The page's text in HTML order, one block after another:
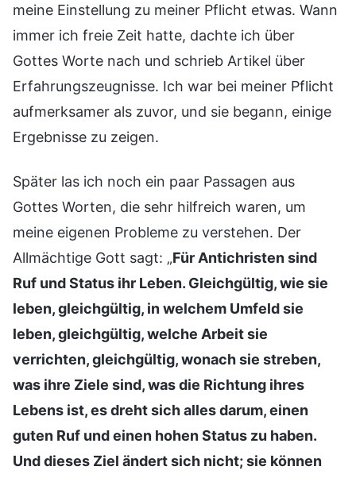
meine Einstellung zu meiner Pflicht etwas. Wann
immer ich freie Zeit hatte, dachte ich über
Gottes Worte nach und schrieb Artikel über
Erfahrungszeugnisse. Ich war bei meiner Pflicht
aufmerksamer als zuvor, und sie begann, einige
Ergebnisse zu zeigen.
Später las ich noch ein paar Passagen aus
Gottes Worten, die sehr hilfreich waren, um
meine eigenen Probleme zu verstehen. Der
Allmächtige Gott sagt: „Für Antichristen sind
Ruf und Status ihr Leben. Gleichgültig, wie sie
leben, gleichgültig, in welchem Umfeld sie
leben, gleichgültig, welche Arbeit sie
verrichten, gleichgültig, wonach sie streben,
was ihre Ziele sind, was die Richtung ihres
Lebens ist, es dreht sich alles darum, einen
guten Ruf und einen hohen Status zu haben.
Und dieses Ziel ändert sich nicht; sie können